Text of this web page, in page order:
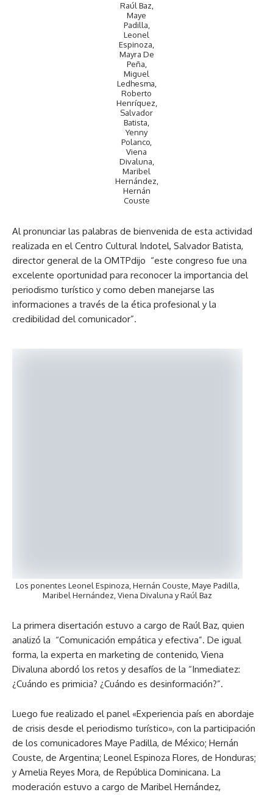
Raúl Baz,
Maye
Padilla,
Leonel
Espinoza,
Mayra De
Peña,
Miguel
Ledhesma,
Roberto
Henríquez,
Salvador
Batista,
Yenny
Polanco,
Viena
Divaluna,
Maribel
Hernández,
Hernán
Couste
Al pronunciar las palabras de bienvenida de esta actividad
realizada en el Centro Cultural Indotel, Salvador Batista,
director general de la OMTPdijo “este congreso fue una
excelente oportunidad para reconocer la importancia del
periodismo turístico y como deben manejarse las
informaciones a través de la ética profesional y la
credibilidad del comunicador”.
Los ponentes Leonel Espinoza, Hernán Couste, Maye Padilla,
Maribel Hernández, Viena Divaluna y Raúl Baz
La primera disertación estuvo a cargo de Raúl Baz, quien
analizó la “Comunicación empática y efectiva”. De igual
forma, la experta en marketing de contenido, Viena
Divaluna abordó los retos y desafíos de la “Inmediatez:
¿Cuándo es primicia? ¿Cuándo es desinformación?”.
Luego fue realizado el panel «Experiencia país en abordaje
de crisis desde el periodismo turístico», con la participación
de los comunicadores Maye Padilla, de México; Hernán
Couste, de Argentina; Leonel Espinoza Flores, de Honduras;
y Amelia Reyes Mora, de República Dominicana. La
moderación estuvo a cargo de Maribel Hernández,